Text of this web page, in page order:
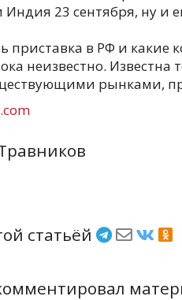
Индия 23 сентября, ну и
приставка в РФ и какие
неизвестно. Известна
рынками,
статьёй